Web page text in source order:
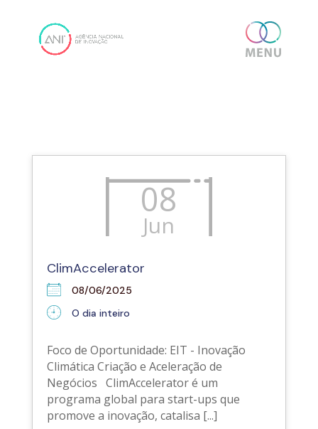
08
Jun
ClimAccelerator
08/06/2025
O dia inteiro
Foco de Oportunidade: EIT - Inovação
Climática Criação e Aceleração de
Negócios ClimAccelerator é um
programa global para start-ups que
promove a inovação, catalisa [...]